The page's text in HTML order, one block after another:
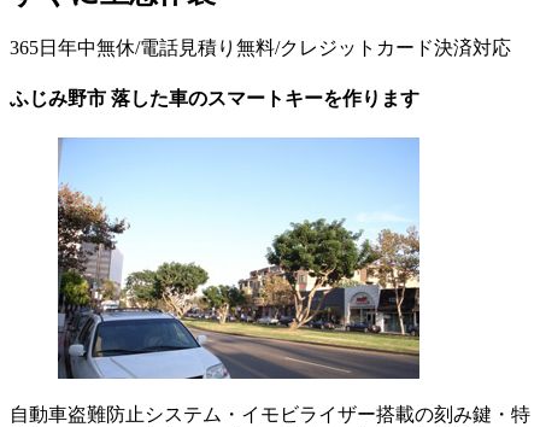
365日年中無休/電話見積り無料/クレジットカード決済対応
ふじみ野市 落した車のスマートキーを作ります
自動車盗難防止システム・イモビライザー搭載の刻み鍵・特